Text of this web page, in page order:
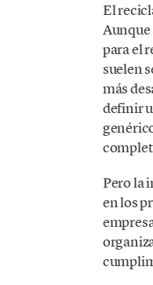
El
para el
suelen
más
definir
Pero la
en los